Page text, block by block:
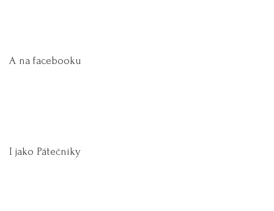
A na facebooku
I jako Pátečníky